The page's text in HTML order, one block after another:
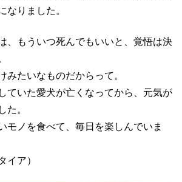
なりました。
、もういつ死んでもいいと、覚悟は決
みたいなものだからって。
ていた愛犬が亡くなってから、元気が
た。
モノを食べて、毎日を楽しんでいま
イア）